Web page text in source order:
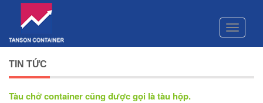
Toggle
TIN TỨC
Tàu chở container cũng được gọi là tàu hộp.